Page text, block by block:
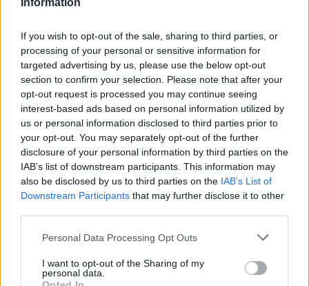
Information
If you wish to opt-out of the sale, sharing to third parties, or
processing of your personal or sensitive information for
targeted advertising by us, please use the below opt-out
section to confirm your selection. Please note that after your
opt-out request is processed you may continue seeing
interest-based ads based on personal information utilized by
us or personal information disclosed to third parties prior to
your opt-out. You may separately opt-out of the further
disclosure of your personal information by third parties on the
IAB’s list of downstream participants. This information may
also be disclosed by us to third parties on the IAB’s List of
Downstream Participants that may further disclose it to other
Personal Data Processing Opt Outs
I want to opt-out of the Sharing of my
personal data.
Πλήρης απασχόληση
1200 € - 1300 € ανά μήνα καθαρά
σελίδα 1από1
1